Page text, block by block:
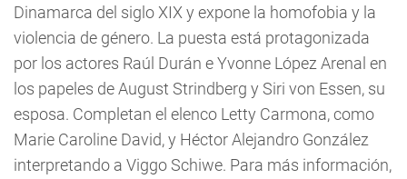
Dinamarca del siglo XIX y expone la homofobia y la
violencia de género. La puesta está protagonizada
por los actores Raúl Durán e Yvonne López Arenal en
los papeles de August Strindberg y Siri von Essen, su
esposa. Completan el elenco Letty Carmona, como
Marie Caroline David, y Héctor Alejandro González
interpretando a Viggo Schiwe. Para más información,